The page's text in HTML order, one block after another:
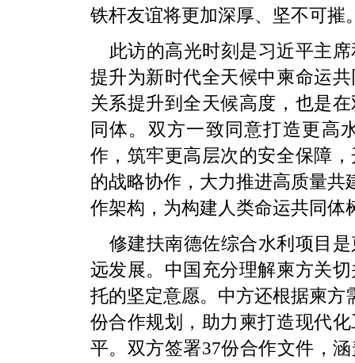
铁杆友谊将更加深厚、坚不可摧
此访的高光时刻是习近平主
提升为新时代全天候中柬命运
关系提升到全天候高度，也是
同体。双方一致同意打造更高
作，筑牢更高层次的安全保障
的战略协作，大力推进高质量共
作架构，为构建人类命运共同体
修建扶南德佐综合水利项目
远发展。中国充分理解柬方关
托的坚定意愿。中方还根据柬方
份合作规划，助力柬打造现代
平。双方签署37份合作文件，